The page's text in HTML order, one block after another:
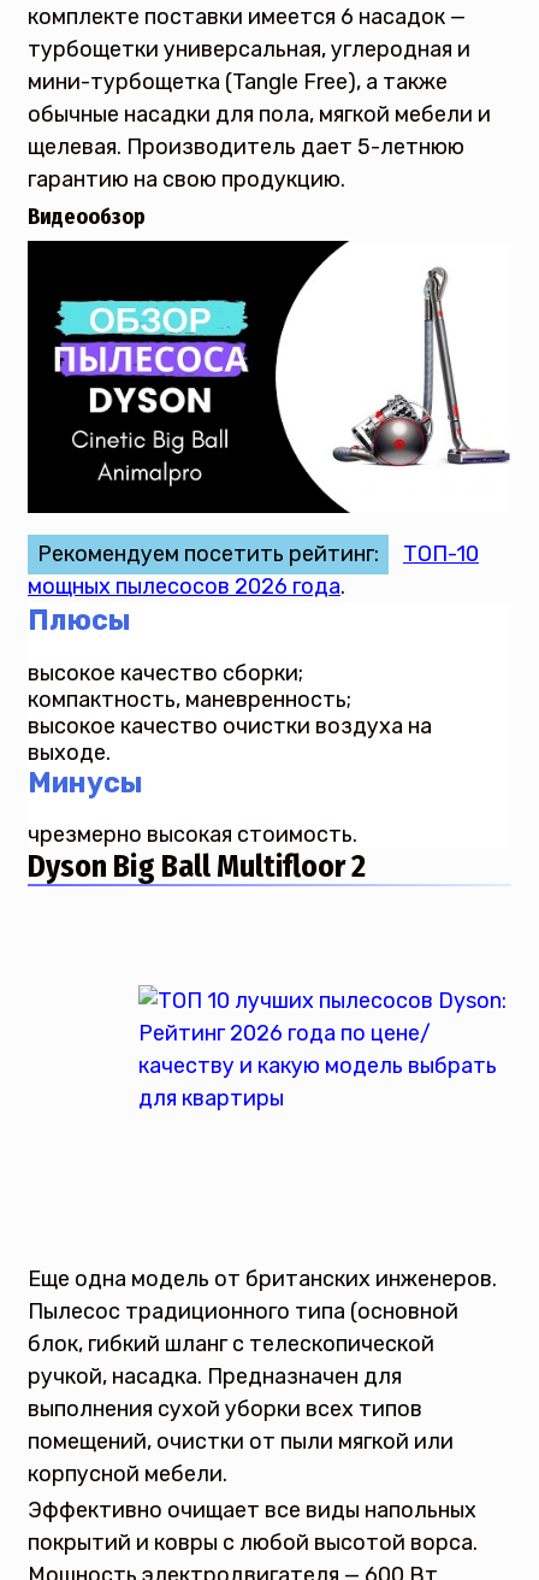
комплекте поставки имеется 6 насадок —
турбощетки универсальная, углеродная и
мини-турбощетка (Tangle Free), а также
обычные насадки для пола, мягкой мебели и
щелевая. Производитель дает 5-летнюю
гарантию на свою продукцию.
Видеообзор
Рекомендуем посетить рейтинг:
ТОП-10
мощных пылесосов 2026 года.
Плюсы
высокое качество сборки;
компактность, маневренность;
высокое качество очистки воздуха на
выходе.
Минусы
чрезмерно высокая стоимость.
Dyson Big Ball Multifloor 2
Еще одна модель от британских инженеров.
Пылесос традиционного типа (основной
блок, гибкий шланг с телескопической
ручкой, насадка. Предназначен для
выполнения сухой уборки всех типов
помещений, очистки от пыли мягкой или
корпусной мебели.
Эффективно очищает все виды напольных
покрытий и ковры с любой высотой ворса.